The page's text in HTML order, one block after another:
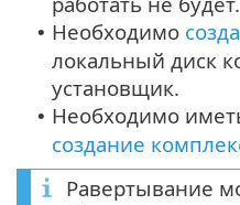
• Необходимо
локальный диск
установщик.
• Необходимо
создание
Равертывание